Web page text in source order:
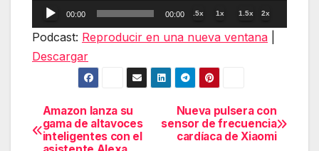
Reproductor
de
00:00 00:00 .5x 1x 1.5x 2x
Podcast: Reproducir en una nueva ventana
Descargar
Navegación
Nueva pulsera con
sensor de frecuencia
cardíaca de Xiaomi
Amazon lanza su
gama de altavoces
inteligentes con el